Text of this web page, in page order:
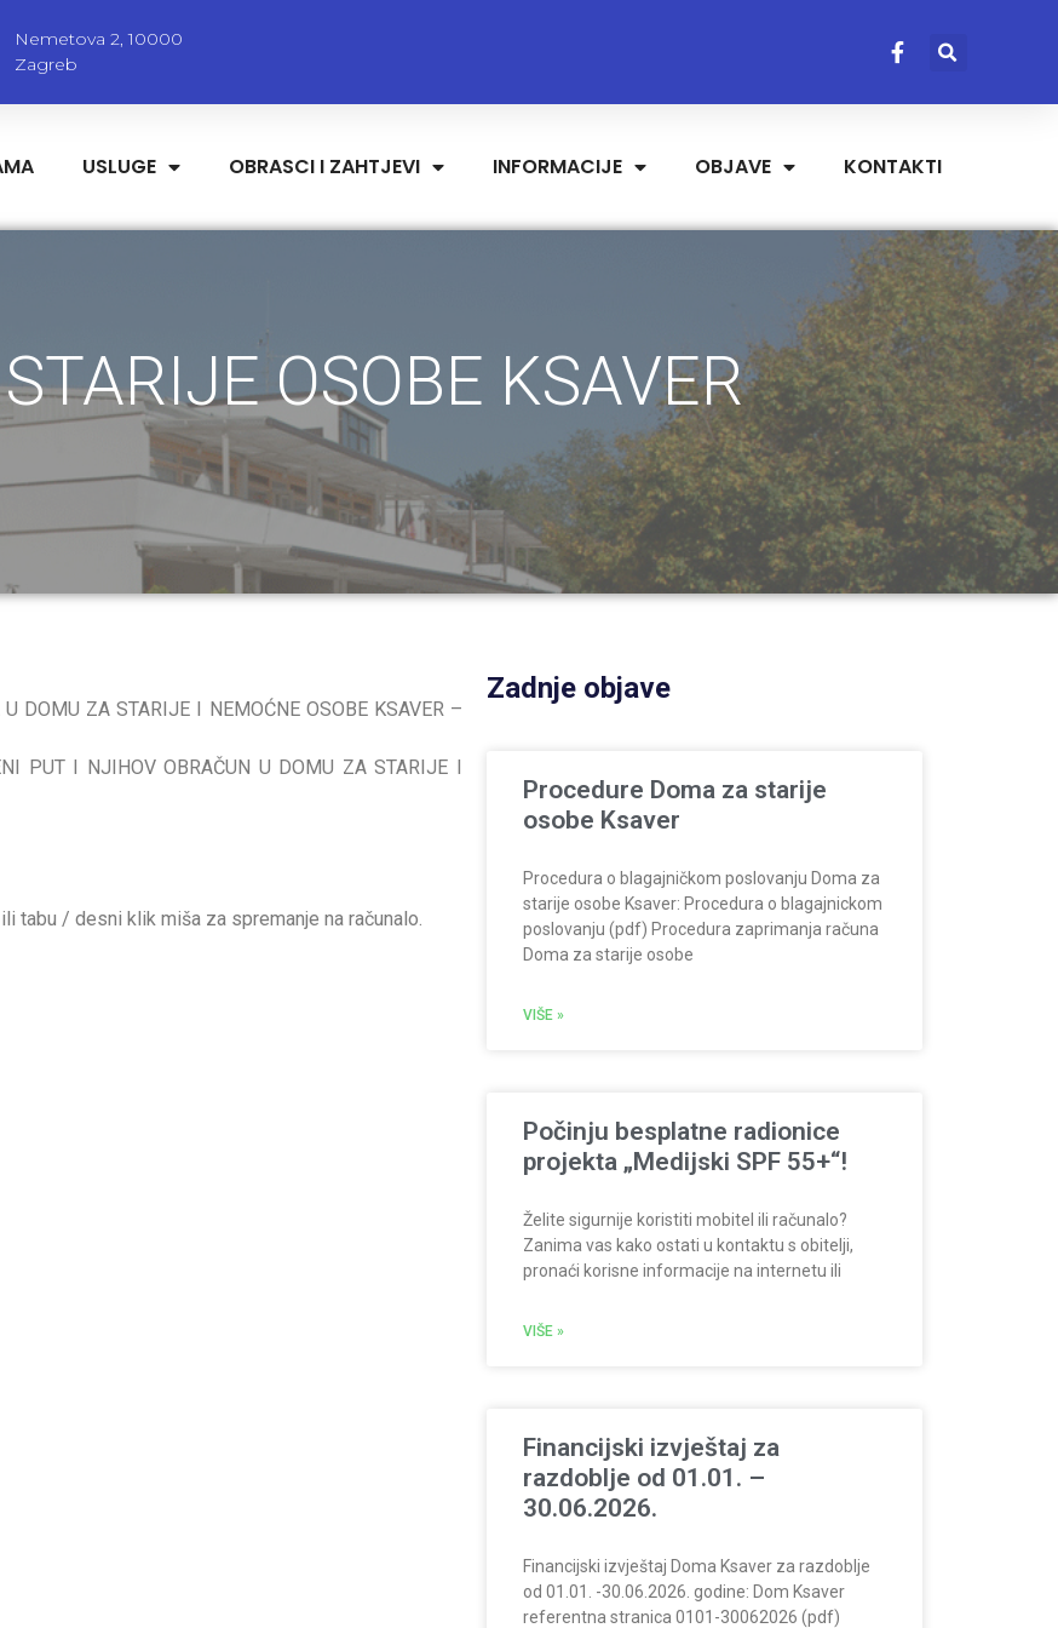
Nemetova 2, 10000
Zagreb
USLUGE OBRASCI I ZAHTJEVI INFORMACIJE OBJAVE KONTAKTI
OSOBE KSAVER
DOMU ZA STARIJE I NEMOĆNE OSOBE KSAVER –
PUT I NJIHOV OBRAČUN U DOMU ZA STARIJE I
tabu / desni klik miša za spremanje na računalo.
Zadnje objave
Procedure Doma za starije
osobe Ksaver
Procedura o blagajničkom poslovanju Doma za
starije osobe Ksaver: Procedura o blagajnickom
poslovanju (pdf) Procedura zaprimanja računa
Doma za starije osobe
VIŠE »
Počinju besplatne radionice
projekta „Medijski SPF 55+“!
Želite sigurnije koristiti mobitel ili računalo?
Zanima vas kako ostati u kontaktu s obitelji,
pronaći korisne informacije na internetu ili
VIŠE »
Financijski izvještaj za
razdoblje od 01.01. –
30.06.2026.
Financijski izvještaj Doma Ksaver za razdoblje
od 01.01. -30.06.2026. godine: Dom Ksaver
referentna stranica 0101-30062026 (pdf)